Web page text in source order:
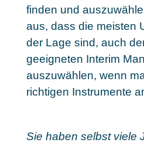
finden und
aus, dass die meisten
der Lage sind, auch
geeigneten Interim
auszuwählen, wenn
richtigen Instrumente
Sie haben selbst viele